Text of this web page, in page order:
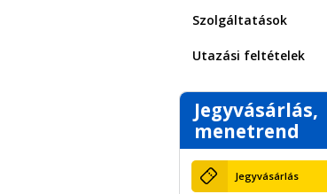
Szolgáltatások
Utazási feltételek
Jegyvásárlás,
menetrend
Jegyvásárlás